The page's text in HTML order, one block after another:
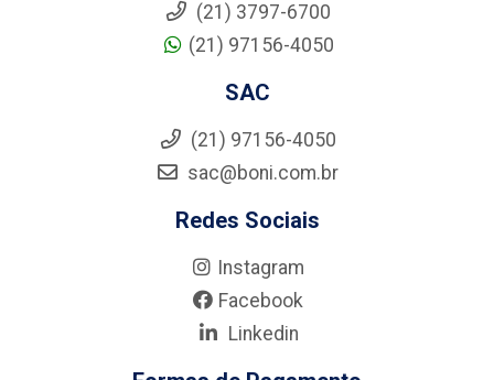
(21) 3797-6700
(21) 97156-4050
SAC
(21) 97156-4050
sac@boni.com.br
Redes Sociais
Instagram
Facebook
Linkedin